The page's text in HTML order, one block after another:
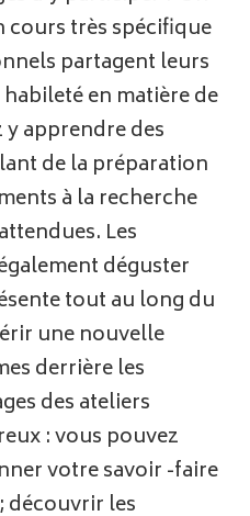
très spécifique
partagent leurs
en matière de
apprendre des
de la préparation
à la recherche
Les
déguster
tout au long du
une nouvelle
derrière les
des ateliers
: vous pouvez
votre savoir -faire
découvrir les